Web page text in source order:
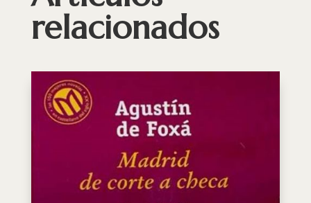
relacionados